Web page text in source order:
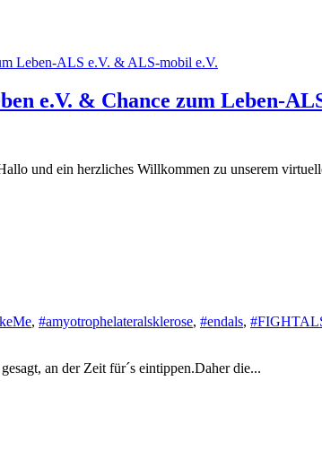
e.V. & Chance zum Leben-
und ein herzliches Willkommen zu unserem
, #amyotrophelateralsklerose, #endals,
an der Zeit für´s eintippen.Daher die...